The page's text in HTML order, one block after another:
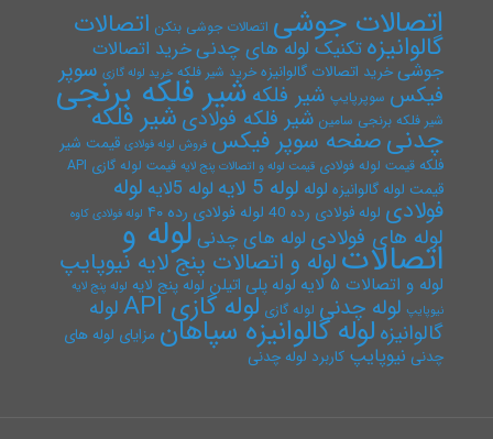
اتصالات جوشی اتصالات جوشی بنکن اتصالات
گالوانیزهتکنیک لوله های چدنیخرید اتصالات
جوشیخرید اتصالات گالوانیزه خرید شیر فلکه خرید لوله گازی سوپر
فیکس سوپرپایپ شیر فلکه شیر فلکه برنجی
شیر فلکه برنجی سامین شیر فلکه فولادی شیر فلکه
چدنیصفحه سوپر فیکس فروش لوله فولادی قیمت شیر
فلکه قیمت لوله فولادی قیمت لوله و اتصالات پنج لایه قیمت لوله گازی API
قیمت لوله گالوانیزه لوله لوله 5 لایه لوله 5لایه لوله
فولادی لوله فولادی رده 40 لوله فولادی رده ۴۰ لوله فولادی کاوه
لوله های فولادی لوله های چدنی لوله و اتصالاتلوله و اتصالات پنج لایه نیوپایپ
لوله و اتصالات ۵ لایه لوله پلی اتیلن لوله پنج لایه لوله پنج لایه
نیوپایپ لوله چدنی لوله گازی لوله گازی API لوله
گالوانیزه لوله گالوانیزه سپاهان مزایای لوله های
چدنی نیوپایپ کاربرد لوله چدنی